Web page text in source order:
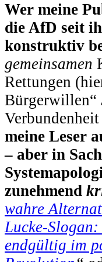
Wer meine
die AfD seit
konstruktiv
gemeinsamen
Rettungen
Bürgerwillen“
meine Leser
– aber in
zunehmend
wahre
Lucke-
endgültig im